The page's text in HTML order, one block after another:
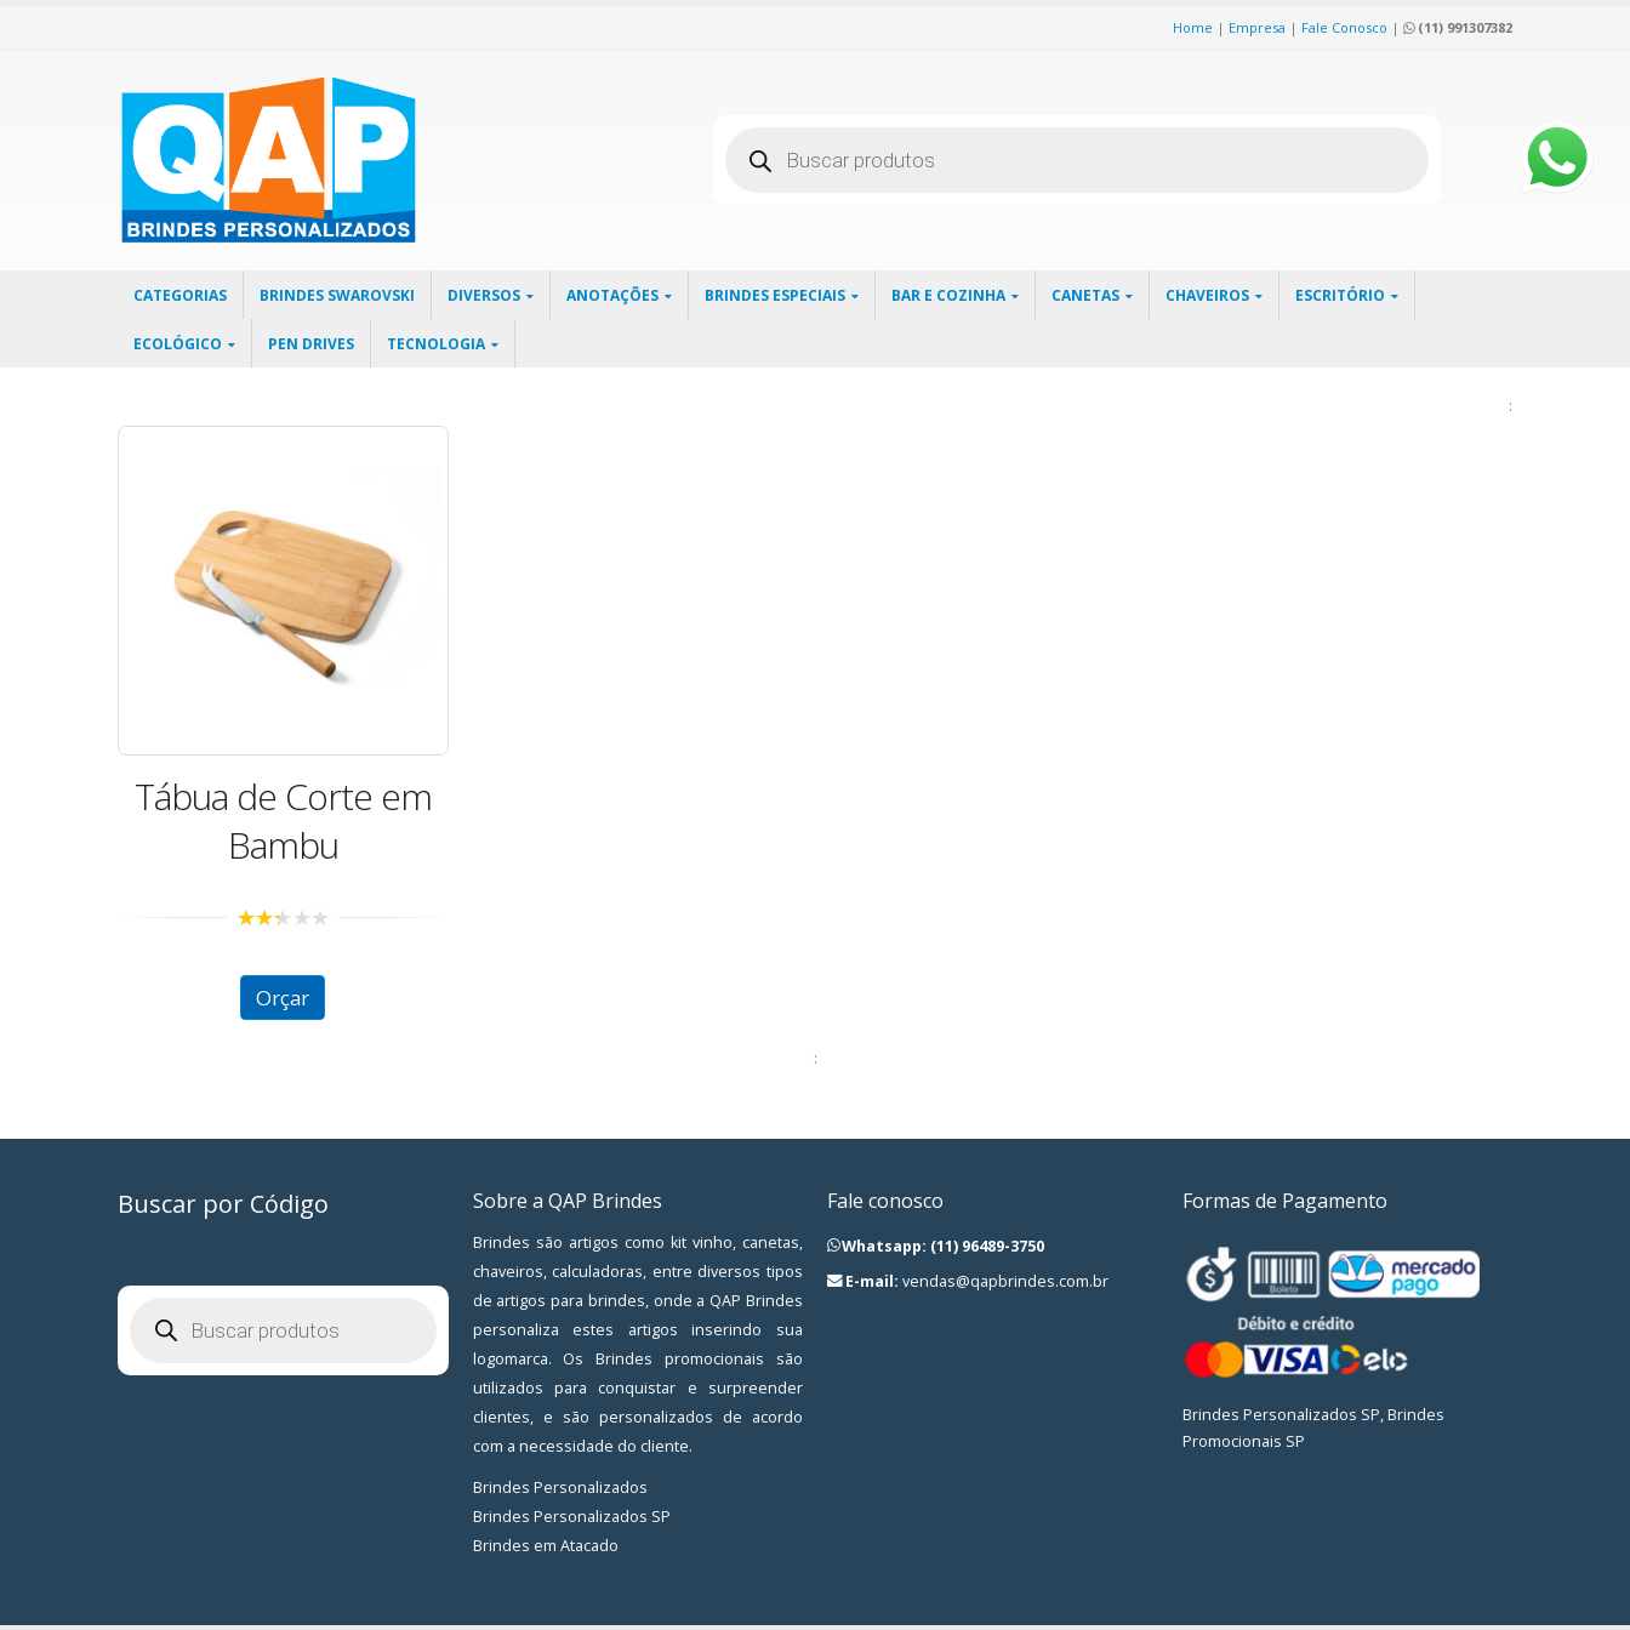
Home | Empresa | Fale Conosco | (11) 991307382
produtos
CATEGORIAS BRINDES SWAROVSKI DIVERSOS ANOTAÇÕES BRINDES ESPECIAIS BAR E COZINHA CANETAS CHAVEIROS ESCRITÓRIO
ECOLÓGICO PEN DRIVES TECNOLOGIA
:
Tábua de Corte em
Bambu
Orçar
:
Buscar por Código
produtos
Sobre a QAP Brindes
Brindes são artigos como kit vinho, canetas,
chaveiros, calculadoras, entre diversos tipos
de artigos para brindes, onde a QAP Brindes
personaliza estes artigos inserindo sua
logomarca. Os Brindes promocionais são
utilizados para conquistar e surpreender
clientes, e são personalizados de acordo
com a necessidade do cliente.
Brindes Personalizados
Brindes Personalizados SP
Brindes em Atacado
Fale conosco
Whatsapp: (11) 96489-3750
E-mail: vendas@qapbrindes.com.br
Formas de Pagamento
Brindes Personalizados SP, Brindes
Promocionais SP